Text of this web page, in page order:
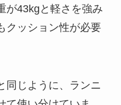
が43kgと軽さを強み
クッション性が必要
同じように、ランニ